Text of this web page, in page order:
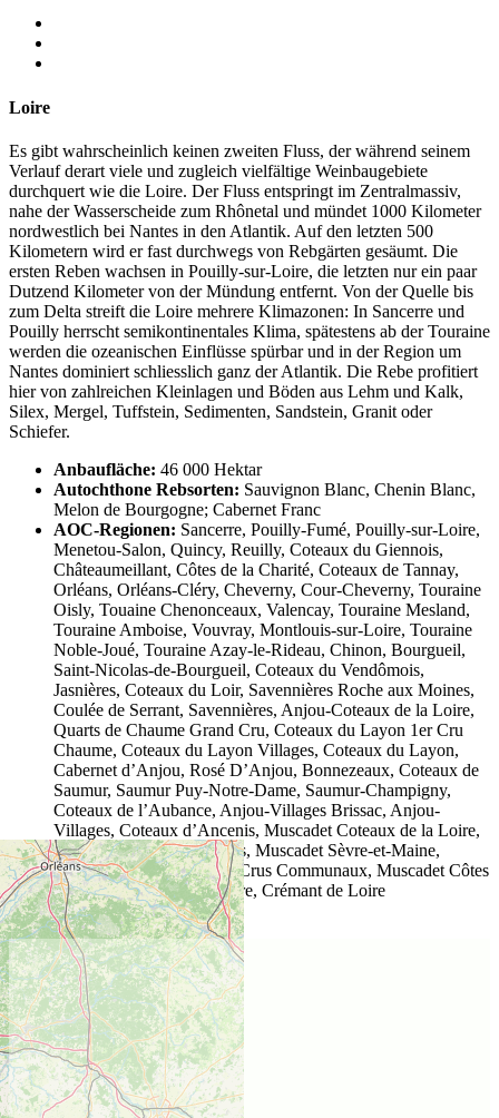
Loire
Es gibt wahrscheinlich keinen zweiten Fluss, der während seinem
Verlauf derart viele und zugleich vielfältige Weinbaugebiete
durchquert wie die Loire. Der Fluss entspringt im Zentralmassiv,
nahe der Wasserscheide zum Rhônetal und mündet 1000 Kilometer
nordwestlich bei Nantes in den Atlantik. Auf den letzten 500
Kilometern wird er fast durchwegs von Rebgärten gesäumt. Die
ersten Reben wachsen in Pouilly-sur-Loire, die letzten nur ein paar
Dutzend Kilometer von der Mündung entfernt. Von der Quelle bis
zum Delta streift die Loire mehrere Klimazonen: In Sancerre und
Pouilly herrscht semikontinentales Klima, spätestens ab der Touraine
werden die ozeanischen Einflüsse spürbar und in der Region um
Nantes dominiert schliesslich ganz der Atlantik. Die Rebe profitiert
hier von zahlreichen Kleinlagen und Böden aus Lehm und Kalk,
Silex, Mergel, Tuffstein, Sedimenten, Sandstein, Granit oder
Schiefer.
Anbaufläche: 46 000 Hektar
Autochthone Rebsorten: Sauvignon Blanc, Chenin Blanc,
Melon de Bourgogne; Cabernet Franc
AOC-Regionen: Sancerre, Pouilly-Fumé, Pouilly-sur-Loire,
Menetou-Salon, Quincy, Reuilly, Coteaux du Giennois,
Châteaumeillant, Côtes de la Charité, Coteaux de Tannay,
Orléans, Orléans-Cléry, Cheverny, Cour-Cheverny, Touraine
Oisly, Touaine Chenonceaux, Valencay, Touraine Mesland,
Touraine Amboise, Vouvray, Montlouis-sur-Loire, Touraine
Noble-Joué, Touraine Azay-le-Rideau, Chinon, Bourgueil,
Saint-Nicolas-de-Bourgueil, Coteaux du Vendômois,
Jasnières, Coteaux du Loir, Savennières Roche aux Moines,
Coulée de Serrant, Savennières, Anjou-Coteaux de la Loire,
Quarts de Chaume Grand Cru, Coteaux du Layon 1er Cru
Chaume, Coteaux du Layon Villages, Coteaux du Layon,
Cabernet d’Anjou, Rosé D’Anjou, Bonnezeaux, Coteaux de
Saumur, Saumur Puy-Notre-Dame, Saumur-Champigny,
Coteaux de l’Aubance, Anjou-Villages Brissac, Anjou-
Villages, Coteaux d’Ancenis, Muscadet Coteaux de la Loire,
Gros Plant du Pays Nantais, Muscadet Sèvre-et-Maine,
Muscadet Sèvre-et-Maine Crus Communaux, Muscadet Côtes
de Grandlieu, Rosé de Loire, Crémant de Loire
Lage des Weinguts